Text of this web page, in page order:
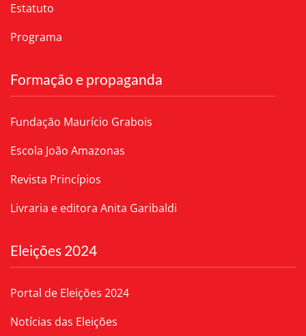
Estatuto
Programa
Formação e propaganda
Fundação Maurício Grabois
Escola João Amazonas
Revista Princípios
Livraria e editora Anita Garibaldi
Eleições 2024
Portal de Eleições 2024
Notícias das Eleições